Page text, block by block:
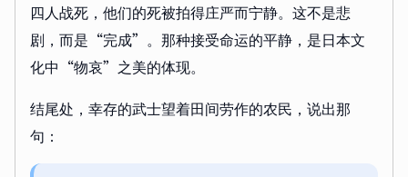
四人战死，他们的死被拍得庄严而宁静。这不是悲
剧，而是“完成”。那种接受命运的平静，是日本文
化中“物哀”之美的体现。
结尾处，幸存的武士望着田间劳作的农民，说出那
句：